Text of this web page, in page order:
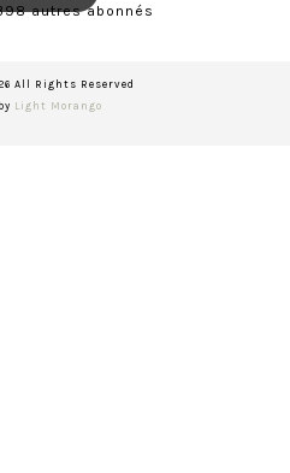
autres abonnés
All Rights Reserved
Light Morango